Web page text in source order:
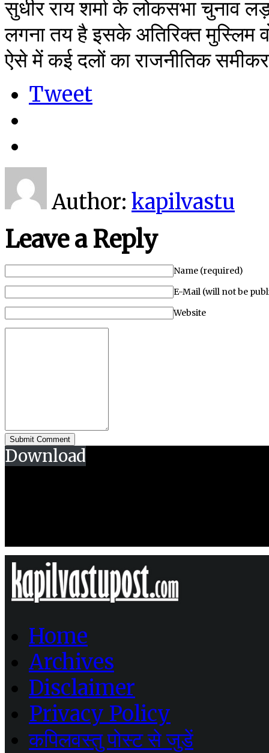
सुधीर राय शर्मा के लोकसभा चुनाव
लगना तय है इसके अतिरिक्त मुस्लिम
ऐसे में कई दलों का राजनीतिक
Tweet
Author: kapilvastu
Leave a Reply
Name (required)
E-Mail (will not be
Website
Download
Home
Archives
Disclaimer
Privacy Policy
कपिलवस्तु पोस्ट से जुडें